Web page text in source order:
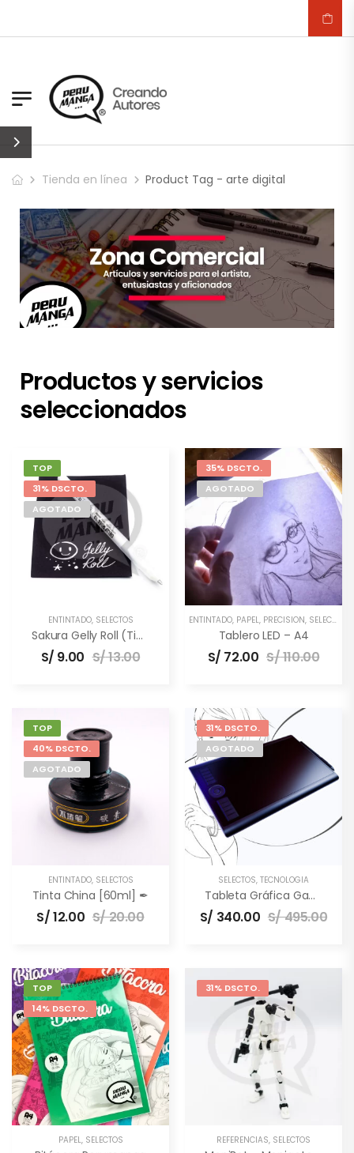
Tienda en línea Product Tag - arte digital
Productos y servicios
seleccionados
TOP
31% DSCTO.
AGOTADO
ENTINTADO, SELECTOS
Sakura Gelly Roll (Tinta Blanca)
S/ 9.00 S/13.00
35% DSCTO.
AGOTADO
ENTINTADO, PAPEL, PRECISIÓN, SELECTOS
Tablero LED – A4
S/ 72.00 S/110.00
TOP
40% DSCTO.
AGOTADO
ENTINTADO, SELECTOS
Tinta China [60ml] ✒
S/12.00 S/20.00
31% DSCTO.
AGOTADO
SELECTOS, TECNOLOGÍA
Tableta Gráfica Gaomon M10K PRO [10×6.5″] –
S/ 340.00 S/495.00
TOP
14% DSCTO.
PAPEL, SELECTOS
31% DSCTO.
REFERENCIAS, SELECTOS